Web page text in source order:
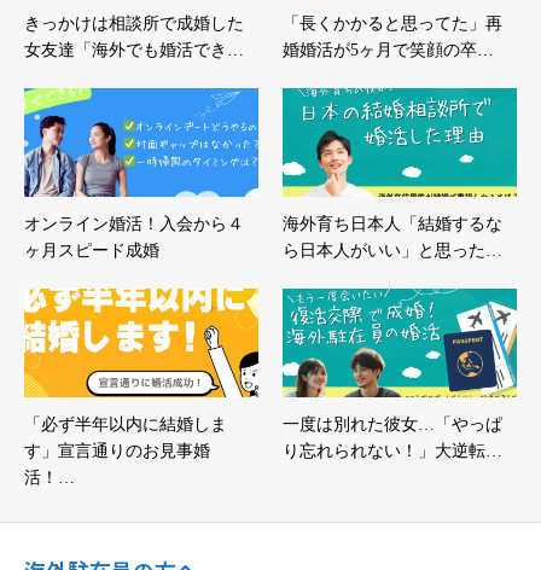
きっかけは相談所で成婚した
女友達「海外でも婚活でき…
「長くかかると思ってた」再
婚婚活が5ヶ月で笑顔の卒…
オンライン婚活！入会から４
ヶ月スピード成婚
海外育ち日本人「結婚するな
ら日本人がいい」と思った…
「必ず半年以内に結婚しま
す」宣言通りのお見事婚
活！…
一度は別れた彼女…「やっぱ
り忘れられない！」大逆転…